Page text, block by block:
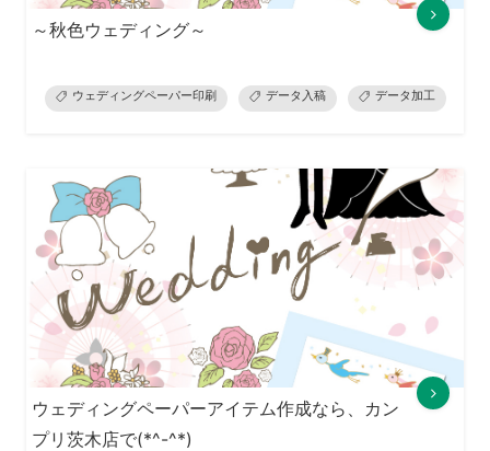
～秋色ウェディング～
ウェディングペーパー印刷 データ入稿 データ加工
ウェディングペーパーアイテム作成なら、カン
プリ茨木店で(*^-^*)